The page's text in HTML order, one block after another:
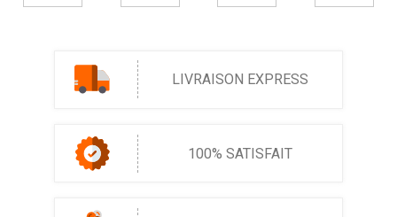
LIVRAISON EXPRESS
100% SATISFAIT